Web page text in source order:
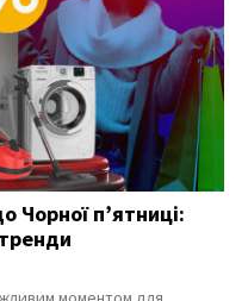
Чорної п’ятниці: